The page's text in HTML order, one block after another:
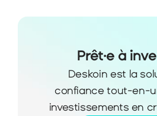
Prêt·e à
Deskoin est la
confiance tout-en-
investissements en